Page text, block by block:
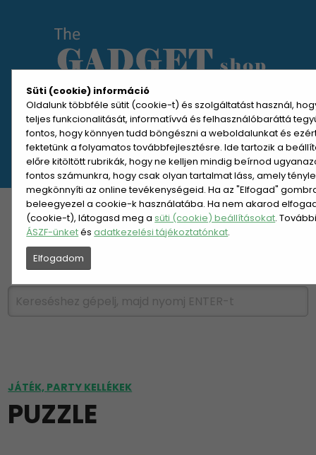
Süti (cookie) információ
Oldalunk többféle sütit (cookie-t) és szolgáltatást használ,
teljes funkcionalitását, informatívvá és felhasználóbaráttá
fontos, hogy könnyen tudd böngészni a weboldalunkat és
fektetünk a folyamatos továbbfejlesztésre. Ide tartozik a
előre kitöltött rubrikák, hogy ne kelljen mindig beírnod
fontos számunkra, hogy csak olyan tartalmat láss, amely
megkönnyíti az online tevékenységeid. Ha az "Elfogad"
beleegyezel a cookie-k használatába. Ha nem akarod
(cookie-t), látogasd meg asüti (cookie) beállításokat.
ÁSZF-ünketésadatkezelési tájékoztatónkat.
Elfogadom
MENÜ MEGNYITÁSA
REGISZTRÁCIÓ BELÉPÉS
KATEGÓRIÁK HETI AJÁNLAT
ÚJDONSÁGOK NÉPSZERŰ
JÁTÉK, PARTY KELLÉKEK
PUZZLE